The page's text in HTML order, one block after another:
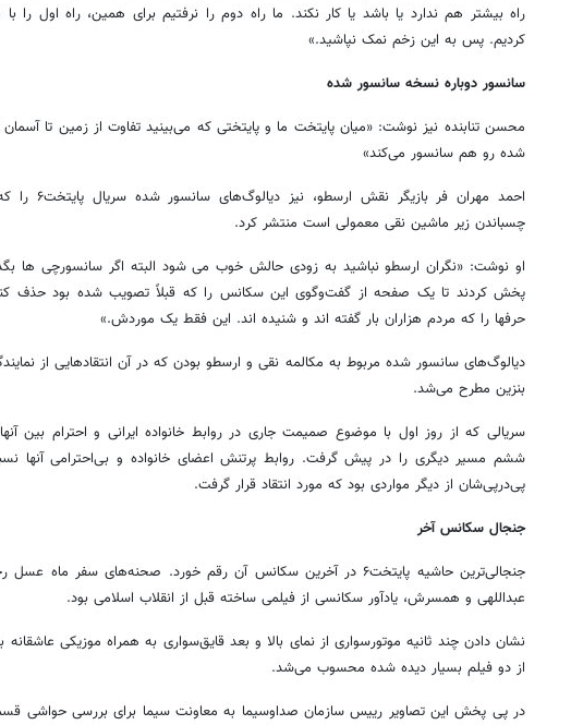
راه بیشتر هم ندارد یا باشد یا کار نکند. ما راه دوم را نرفتیم برای همین، راه اول
کردیم. پس به این زخم نمک نپاشید.»
سانسور دوباره نسخه سانسور شده
محسن تنابنده نیز نوشت: «میان پایتخت ما و پایتختی که می‌بینید تفاوت از زمین تا
شده رو هم سانسور می‌کند»
احمد مهران‌
چسباندن زیر ماشین نقی معمولی است منتشر کرد.
او نوشت: «نگران ارسطو نباشید به زودی حالش خوب می شود البته اگر سانسورچی ها
پخش کردند تا یک صفحه از گفت‌وگوی این سکانس را که قبلاً تصویب شده بود حذف
حرفها را که مردم هزاران بار گفته اند و شنیده اند. این فقط یک موردش.»
دیالوگ‌های سانسور شده مربوط به مکالمه نقی و ارسطو بودن که در آن انتقادهایی از
بنزین مطرح می‌شد.
سریالی که از روز اول با موضوع صمیمت جاری در روابط خانواده ایرانی و احترام بین
ششم مسیر دیگری را در پیش گرفت. روابط پرتنش اعضای خانواده و بی‌احترامی آنها
پی‌درپی‌شان از دیگر مواردی بود که مورد انتقاد قرار گرفت.
جنجال سکانس آخر
جنجالی‌ترین حاشیه پایتخت۶ در آخرین سکانس آن رقم خورد. صحنه‌های سفر
عبداللهی و همسرش، یادآور سکانسی از فیلمی ساخته قبل از انقلاب اسلامی بود.
نشان دادن چند ثانیه موتورسواری از نمای بالا و بعد قایق‌سواری به همراه موزیکی
از دو فیلم بسیار دیده شده محسوب می‌شد.